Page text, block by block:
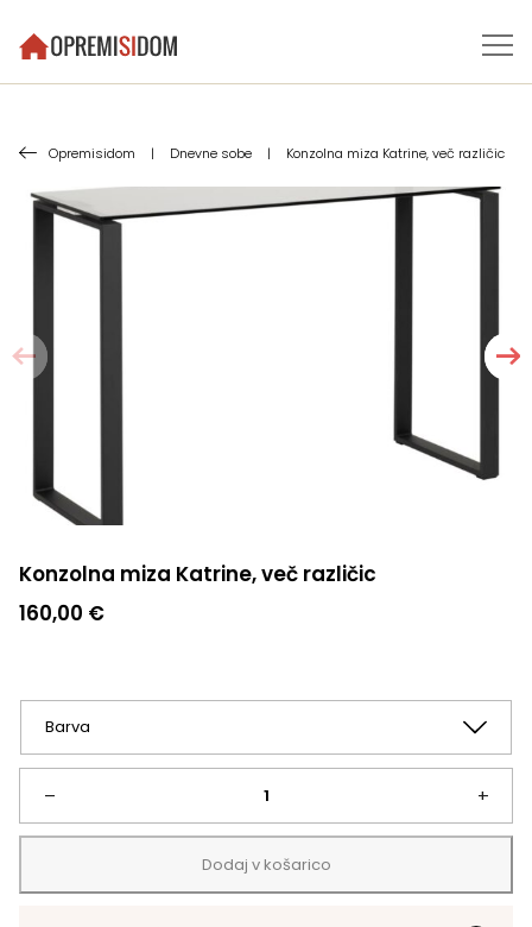
Opremisidom | Dnevne sobe | Konzolna miza Katrine, več različic
Konzolna miza Katrine, več različic
160,00 €
–
Konzolna
miza
Katrine,
+
Dodaj v košarico